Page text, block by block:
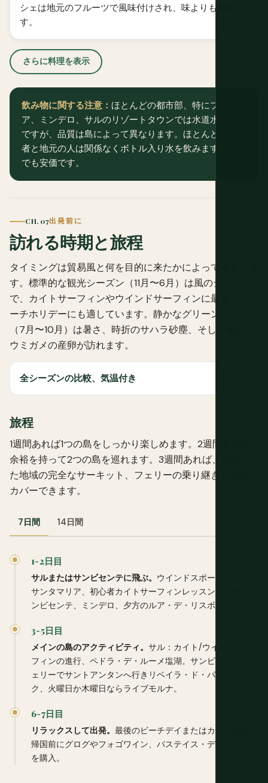
シェは地元のフルーツで風味付けされ、味よりも危険で
す。
さらに料理を表示
飲み物に関する注意： ほとんどの都市部、特にプライ
ア、ミンデロ、サルのリゾートタウンでは水道水は安全
ですが、品質は島によって異なります。ほとんどの訪問
者と地元の人は関係なくボトル入り水を飲みます。どこ
でも安価です。
CH. 07出発前に
訪れる時期と旅程
タイミングは貿易風と何を目的に来たかによって決まりま
す。標準的な観光シーズン（11月〜6月）は風のシーズン
で、カイトサーフィンやウインドサーフィンに最適で、ビ
ーチホリデーにも適しています。静かなグリーンシーズン
（7月〜10月）は暑さ、時折のサハラ砂塵、そして劇的な
ウミガメの産卵が訪れます。
全シーズンの比較、気温付き
旅程
1週間あれば1つの島をしっかり楽しめます。2週間あれば
余裕を持って2つの島を巡れます。3週間あれば、選択し
た地域の完全なサーキット、フェリーの乗り継ぎも含めて
カバーできます。
7日間 14日間
1-2日目
サルまたはサンビセンテに飛ぶ。 ウインドスポーツ：サル、
サンタマリア、初心者カイトサーフィンレッスン。文化：サ
ンビセンテ、ミンデロ、夕方のルア・デ・リスボア。
3-5日目
メインの島のアクティビティ。 サル：カイト/ウインドサー
フィンの進行、ペドラ・デ・ルーメ塩湖。サンビセンテ：フ
ェリーでサントアンタンへ行きリベイラ・ド・パウルウォー
ク、火曜日か木曜日ならライブモルナ。
6-7日目
リラックスして出発。 最後のビーチデイまたはカフェの朝。
帰国前にグログやフォゴワイン、パステイス・デ・アトゥン
を購入。